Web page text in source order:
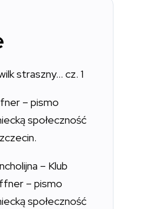
straszny… cz. 1
– pismo
społeczność
– Klub
– pismo
społeczność